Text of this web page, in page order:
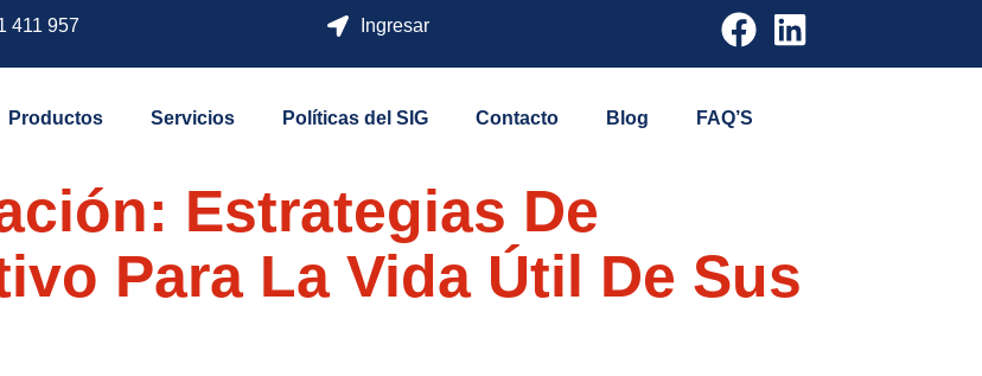
411 957 Ingresar
Productos Servicios Políticas del SIG Contacto Blog FAQ’S
Estrategias De
Para La Vida Útil De Sus